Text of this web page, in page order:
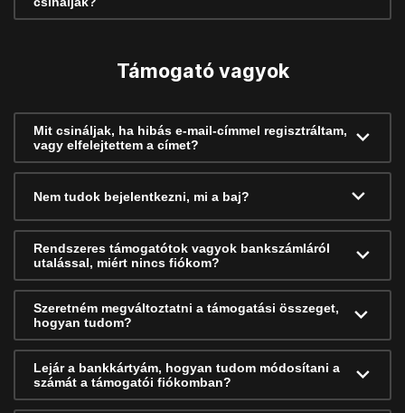
Támogató vagyok
Mit csináljak, ha hibás e-mail-címmel regisztráltam,
vagy elfelejtettem a címet?
Nem tudok bejelentkezni, mi a baj?
Rendszeres támogatótok vagyok bankszámláról
utalással, miért nincs fiókom?
Szeretném megváltoztatni a támogatási összeget,
hogyan tudom?
Lejár a bankkártyám, hogyan tudom módosítani a
számát a támogatói fiókomban?